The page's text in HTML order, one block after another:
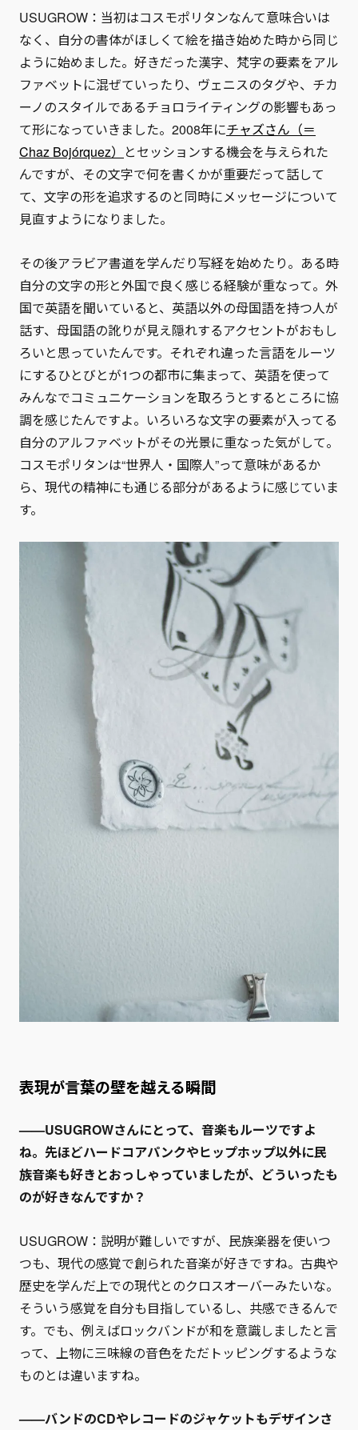
USUGROW：当初はコスモポリタンなんて意味合いは
なく、自分の書体がほしくて絵を描き始めた時から同じ
ように始めました。好きだった漢字、梵字の要素をアル
ファベットに混ぜていったり、ヴェニスのタグや、チカ
ーノのスタイルであるチョロライティングの影響もあっ
て形になっていきました。2008年にチャズさん（＝
Chaz Bojórquez）
とセッションする機会を与えられた
んですが、その文字で何を書くかが重要だって話して
て、文字の形を追求するのと同時にメッセージについて
見直すようになりました。
その後アラビア書道を学んだり写経を始めたり。ある時
自分の文字の形と外国で良く感じる経験が重なって。外
国で英語を聞いていると、英語以外の母国語を持つ人が
話す、母国語の訛りが見え隠れするアクセントがおもし
ろいと思っていたんです。それぞれ違った言語をルーツ
にするひとびとが1つの都市に集まって、英語を使って
みんなでコミュニケーションを取ろうとするところに協
調を感じたんですよ。いろいろな文字の要素が入ってる
自分のアルファベットがその光景に重なった気がして。
コスモポリタンは“世界人・国際人”って意味があるか
ら、現代の精神にも通じる部分があるように感じていま
す。
表現が言葉の壁を越える瞬間
——USUGROWさんにとって、音楽もルーツですよ
ね。先ほどハードコアパンクやヒップホップ以外に民
族音楽も好きとおっしゃっていましたが、どういったも
のが好きなんですか？
USUGROW：説明が難しいですが、民族楽器を使いつ
つも、現代の感覚で創られた音楽が好きですね。古典や
歴史を学んだ上での現代とのクロスオーバーみたいな。
そういう感覚を自分も目指しているし、共感できるんで
す。でも、例えばロックバンドが和を意識しましたと言
って、上物に三味線の音色をただトッピングするような
ものとは違いますね。
——バンドのCDやレコードのジャケットもデザインさ